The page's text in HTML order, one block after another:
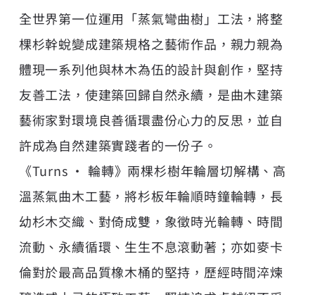
全世界第一位運用「蒸氣彎曲樹」工法，將整
棵杉幹蛻變成建築規格之藝術作品，親力親為
體現一系列他與林木為伍的設計與創作，堅持
友善工法，使建築回歸自然永續，是曲木建築
藝術家對環境良善循環盡份心力的反思，並自
許成為自然建築實踐者的一份子。
《Turns • 輪轉》兩棵杉樹年輪層切解構、高
溫蒸氣曲木工藝，將杉板年輪順時鐘輪轉，長
幼杉木交織、對倚成雙，象徵時光輪轉、時間
流動、永續循環、生生不息滾動著；亦如麥卡
倫對於最高品質橡木桶的堅持，歷經時間淬煉